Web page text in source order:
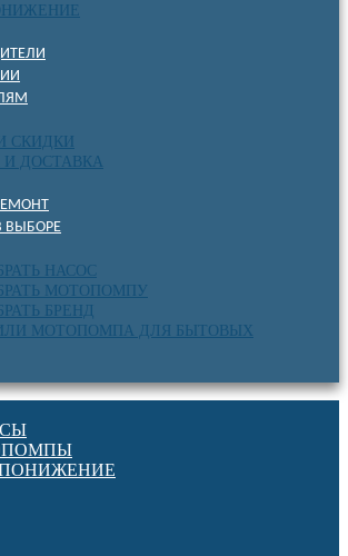
СКИДКИ
И ДОСТАВКА
ВЫБОРЕ
НАСОС
МОТОПОМПУ
БРЕНД
МОТОПОМПА ДЛЯ БЫТОВЫХ